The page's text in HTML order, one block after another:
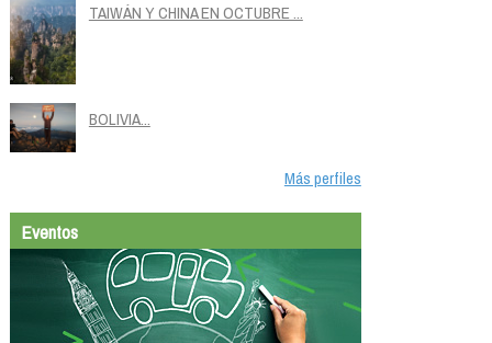
TAIWÁN Y CHINA EN OCTUBRE ...
BOLIVIA...
Más perfiles
Eventos